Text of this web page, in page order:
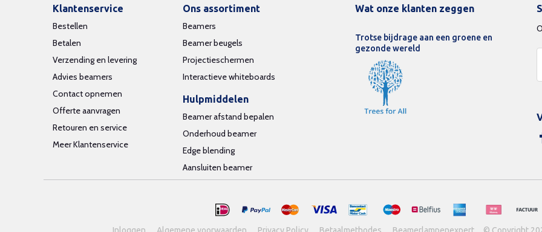
Klantenservice
Bestellen
Betalen
Verzending en levering
Advies beamers
Contact opnemen
Offerte aanvragen
Retouren en service
Meer Klantenservice
Ons assortiment
Beamers
Beamer beugels
Projectieschermen
Interactieve whiteboards
Hulpmiddelen
Beamer afstand bepalen
Onderhoud beamer
Edge blending
Aansluiten beamer
Wat onze klanten zeggen
Trotse bijdrage aan een groene en
gezonde wereld